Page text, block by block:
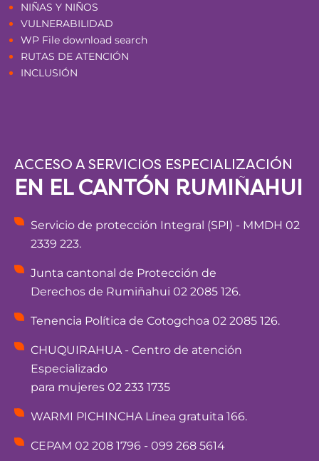
NIÑAS Y NIÑOS
VULNERABILIDAD
WP File download search
RUTAS DE ATENCIÓN
INCLUSIÓN
ACCESO A SERVICIOS ESPECIALIZACIÓN
EN EL CANTÓN RUMIÑAHUI
Servicio de protección Integral (SPI) - MMDH 02
2339 223.
Junta cantonal de Protección de
Derechos de Rumiñahui 02 2085 126.
Tenencia Política de Cotogchoa 02 2085 126.
CHUQUIRAHUA - Centro de atención
Especializado
para mujeres 02 233 1735
WARMI PICHINCHA Línea gratuita 166.
CEPAM 02 208 1796 - 099 268 5614